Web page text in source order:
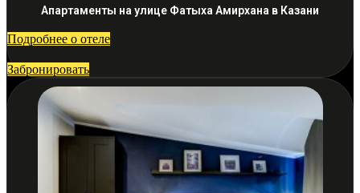
Апартаменты на улице Фатыха Амирхана в Казани
Подробнее о отеле
Забронировать